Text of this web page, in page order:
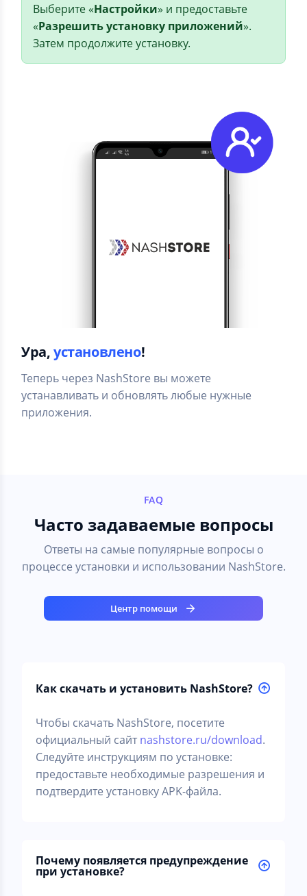
Выберите «Настройки» и предоставьте
«Разрешить установку приложений».
Затем продолжите установку.
Ура,установлено!
Теперь через NashStore вы можете
устанавливать и обновлять любые нужные
приложения.
FAQ
Часто задаваемые вопросы
Ответы на самые популярные вопросы о
процессе установки и использовании NashStore.
Центр помощи
Как скачать и установить NashStore?
Чтобы скачать NashStore, посетите
официальный сайтnashstore.ru/download.
Следуйте инструкциям по установке:
предоставьте необходимые разрешения и
подтвердите установку APK-файла.
Почему появляется предупреждение
при установке?